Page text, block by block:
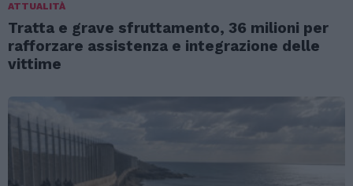
ATTUALITÀ
Tratta e grave sfruttamento, 36 milioni per
rafforzare assistenza e integrazione delle
vittime